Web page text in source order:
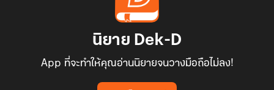
นิยาย Dek-D
App ที่จะทำให้คุณอ่านนิยายจนวางมือถือไม่ลง!